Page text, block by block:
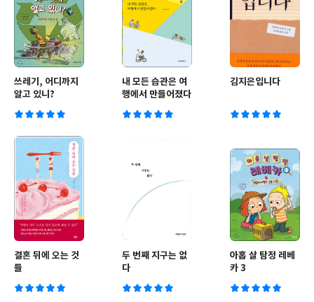
쓰레기, 어디까지
알고 있니?
내 모든 습관은 여
행에서 만들어졌다
김지은입니다
결혼 뒤에 오는 것
들
두 번째 지구는 없
다
아홉 살 탐정 레베
카 3